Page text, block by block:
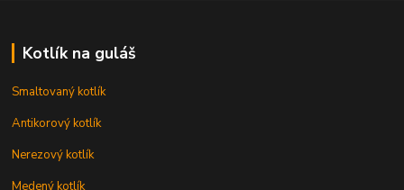
Kotlík na guláš
Smaltovaný kotlík
Antikorový kotlík
Nerezový kotlík
Medený kotlík